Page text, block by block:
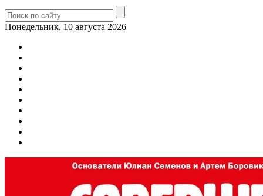
Понедельник, 10 августа 2026